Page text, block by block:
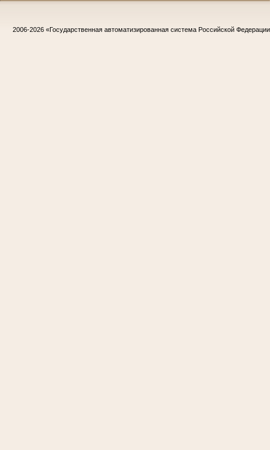
2006-2026 «Государственная автоматизированная система Российской